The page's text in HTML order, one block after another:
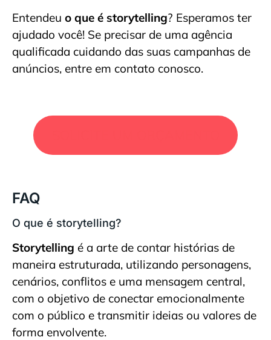
Entendeu o que é storytelling? Esperamos ter
ajudado você! Se precisar de uma agência
qualificada cuidando das suas campanhas de
anúncios, entre em contato conosco.
FAQ
O que é storytelling?
Storytelling é a arte de contar histórias de
maneira estruturada, utilizando personagens,
cenários, conflitos e uma mensagem central,
com o objetivo de conectar emocionalmente
com o público e transmitir ideias ou valores de
forma envolvente.